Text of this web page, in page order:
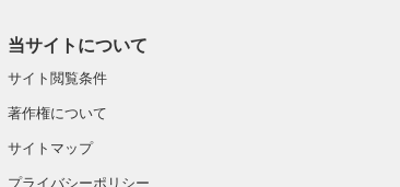
当サイトについて
サイト閲覧条件
著作権について
サイトマップ
プライバシーポリシー